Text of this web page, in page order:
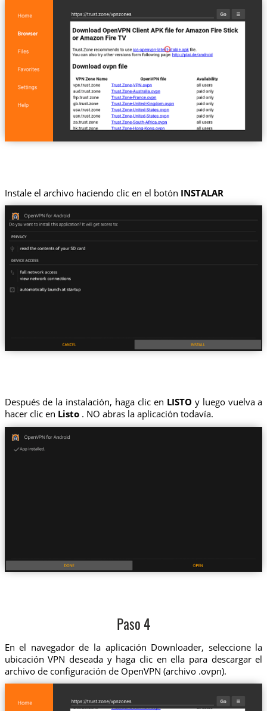
Instale el archivo haciendo clic en el botón INSTALAR
Después de la instalación, haga clic en LISTO y luego vuelva a
hacer clic en Listo. NO abras la aplicación todavía.
Paso 4
En el navegador de la aplicación Downloader, seleccione la
ubicación VPN deseada y haga clic en ella para descargar el
archivo de configuración de OpenVPN (archivo .ovpn).